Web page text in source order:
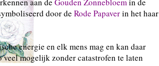
door de Rode Papaverin het haar
energie en elk mens mag en kan daar
mogelijk zonder catastrofen te laten